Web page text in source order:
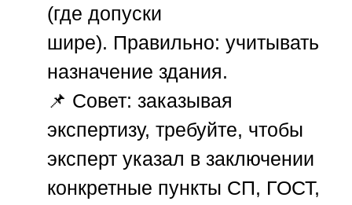
(где допуски
шире). Правильно: учитывать
назначение здания.
📌 Совет: заказывая
экспертизу, требуйте, чтобы
эксперт указал в заключении
конкретные пункты СП, ГОСТ,